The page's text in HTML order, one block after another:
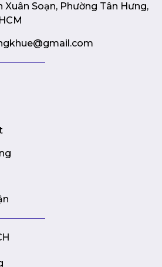
Xuân Soạn, Phường Tân Hưng,